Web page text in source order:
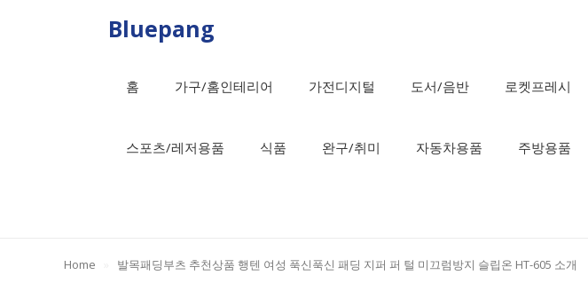
Bluepang
홈 가구/홈인테리어 가전디지털 도서/음반 로켓프레시
스포츠/레저용품 식품 완구/취미 자동차용품 주방용품
Home 발목패딩부츠 추천상품 행텐 여성 푹신푹신 패딩 지퍼 퍼 털 미끄럼방지 슬립온 HT-605 소개